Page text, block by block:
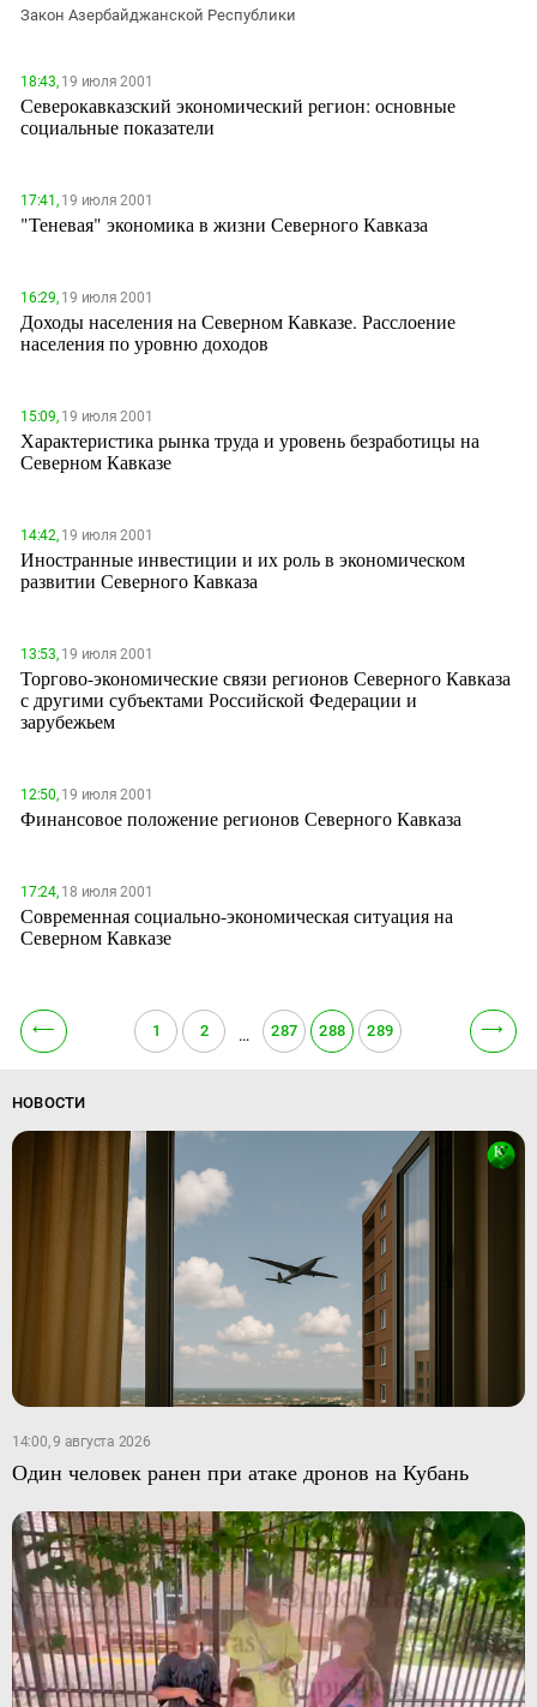
Закон Азербайджанской Республики
18:43,19 июля 2001
Северокавказский экономический регион: основные
социальные показатели
17:41,19 июля 2001
"Теневая" экономика в жизни Северного Кавказа
16:29,19 июля 2001
Доходы населения на Северном Кавказе. Расслоение
населения по уровню доходов
15:09,19 июля 2001
Характеристика рынка труда и уровень безработицы на
Северном Кавказе
14:42,19 июля 2001
Иностранные инвестиции и их роль в экономическом
развитии Северного Кавказа
13:53,19 июля 2001
Торгово-экономические связи регионов Северного Кавказа
с другими субъектами Российской Федерации и
зарубежьем
12:50,19 июля 2001
Финансовое положение регионов Северного Кавказа
17:24,18 июля 2001
Современная социально-экономическая ситуация на
Северном Кавказе
⟵ 1 2 … 287 288 289 ⟶
НОВОСТИ
14:00, 9 августа 2026
Один человек ранен при атаке дронов на Кубань